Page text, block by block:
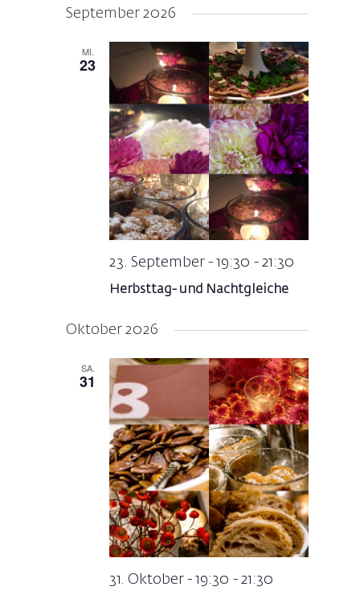
wählen.
September 2026
MI.
23
Herbsttag- und Nachtgleiche
23. September - 19:30 -21:30
Oktober 2026
SA.
31
31. Oktober - 19:30 -21:30